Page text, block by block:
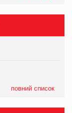
повний список